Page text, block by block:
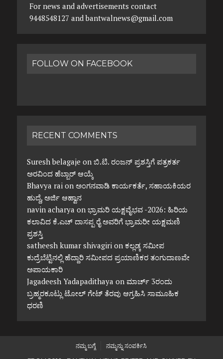
For news and advertisements contact
9448548127 and bantwalnews@gmail.com
FOLLOW ON FACEBOOK
RECENT COMMENTS
Suresh belagaje on ಬಿ.ಟಿ. ರಂಜನ್ ಪ್ರಶಸ್ತಿಗೆ ಪತ್ರಕರ್ತ
ಅರವಿಂದ ಹೆಬ್ಬಾರ್ ಆಯ್ಕೆ
Bhavya raion ಅಂಗನವಾಡಿ ಕಾರ್ಯಕರ್ತೆ, ಸಹಾಯಕಿಯರ
ಹುದ್ದೆ, ಅರ್ಜಿ ಆಹ್ವಾನ
navin acharya on ಭ್ರಾಮರಿ ಯಕ್ಷವೈಭವ -2026: ಹಿರಿಯ
ಕಲಾವಿದ ಕೆ.ಎಚ್ ದಾಸಪ್ಪ ರೈ ಅವರಿಗೆ ಭ್ರಾಮರೀ ಯಕ್ಷಮಣಿ
ಪ್ರಶಸ್ತಿ
satheesh kumar shivagirion ಕಲ್ಲಡ್ಕ ಸಮೀಪ
ಕುದ್ರೆಬೆಟ್ಟಿನಲ್ಲಿ ಹೆದ್ದಾರಿ ಸಮೀಪದ ಪ್ರಯಾಣಿಕರ ತಂಗುದಾಣವೇ
ಅಪಾಯಕಾರಿ
Jagadeesh Yadapadithaya on ಮಾರ್ಚ್ 3ರಂದು
ಬ್ರಹ್ಮರಕೂಟ್ಲು ಟೋಲ್ ಗೇಟ್ ತೆರವು ಆಗ್ರಹಿಸಿ ಸಾಮೂಹಿಕ
ಧರಣಿ
ನಮ್ಮ ಬಗ್ಗೆ
ನಮ್ಮನ್ನು ಸಂಪರ್ಕಿಸಿ